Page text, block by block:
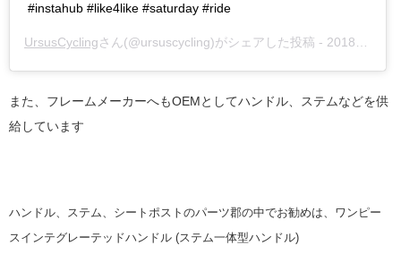
#instahub #like4like #saturday #ride
UrsusCyclingさん(@ursuscycling)がシェアした投稿 - 2018年 3月月17日午前12時19分PDT
また、フレームメーカーへもOEMとしてハンドル、ステムなどを供
給しています
ハンドル、ステム、シートポストのパーツ郡の中でお勧めは、ワンピー
スインテグレーテッドハンドル (ステム一体型ハンドル)